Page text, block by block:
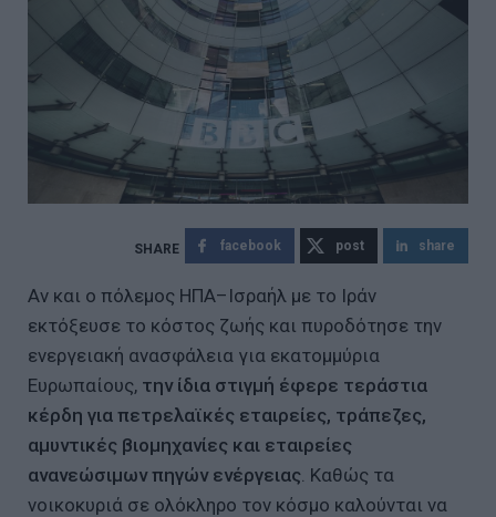
facebook post share
Αν και ο πόλεμος ΗΠΑ–Ισραήλ με το Ιράν
εκτόξευσε το κόστος ζωής και πυροδότησε την
ενεργειακή ανασφάλεια για εκατομμύρια
Ευρωπαίους, την ίδια στιγμή έφερε τεράστια
κέρδη για πετρελαϊκές εταιρείες, τράπεζες,
αμυντικές βιομηχανίες και εταιρείες
ανανεώσιμων πηγών ενέργειας . Καθώς τα
νοικοκυριά σε ολόκληρο τον κόσμο καλούνται να